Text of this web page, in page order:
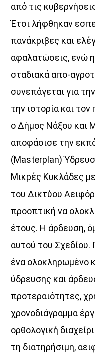
από τις
Έτσι λήφθηκαν
πανάκριβες και
αφαλατώσεις, ενώ
σταδιακά απο-
συνεπάγεται για
την ιστορία και
ο Δήμος Νάξου και
αποφάσισε την
(Masterplan)
Μικρές Κυκλάδες
του Δικτύου
προοπτική να
έτους. Η άρδευση,
αυτού του Σχεδίου.
ένα ολοκληρωμένο
ύδρευσης και
προτεραιότητες,
χρονοδιάγραμμα
ορθολογική
τη διατηρήσιμη,